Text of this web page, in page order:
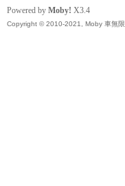
Powered by Moby! X3.4
Copyright © 2010-2021, Moby 車無限.